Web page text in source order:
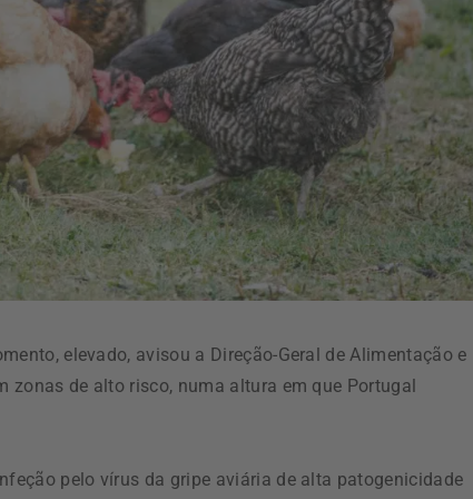
elevado, avisou a Direção-Geral de Alimentação e
zonas de alto risco, numa altura em que Portugal
pelo vírus da gripe aviária de alta patogenicidade